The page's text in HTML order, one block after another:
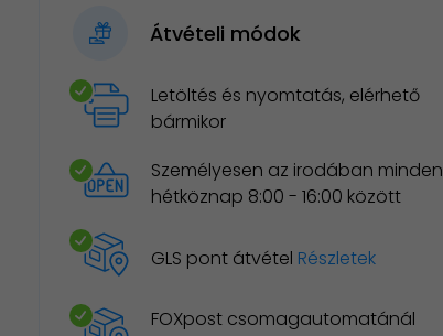
Átvételi módok
Letöltés és nyomtatás, elérhető
bármikor
Személyesen az irodában minden
hétköznap 8:00 - 16:00 között
GLS pont átvétel Részletek
FOXpost csomagautomatánál